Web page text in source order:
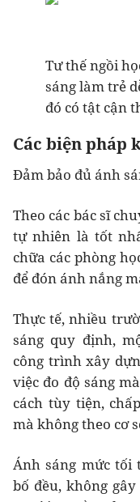
Tư thế ngồi
sáng làm trẻ
đó có tật cận
Các biện pháp
Đảm bảo đủ ánh
Theo các bác sĩ
tự nhiên là tốt
chữa các phòng
để đón ánh nắng
Thực tế, nhiều
sáng quy định,
công trình xây
việc đo độ sáng
cách tùy tiện,
mà không theo cơ
Ánh sáng mức tối
bố đều, không